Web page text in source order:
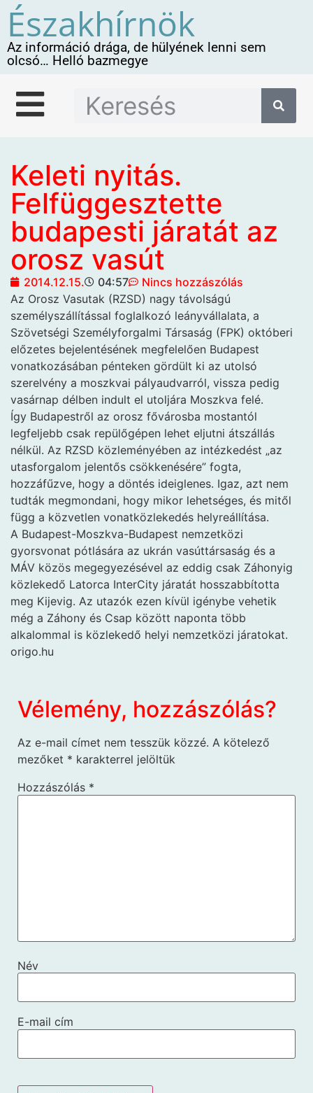
Északhírnök
Az információ drága, de hülyének lenni sem
olcsó… Helló bazmegye
Keleti nyitás.
Felfüggesztette
budapesti járatát az
orosz vasút
2014.12.15. 04:57
Nincs hozzászólás
Az Orosz Vasutak (RZSD) nagy távolságú
személyszállítással foglalkozó leányvállalata, a
Szövetségi Személyforgalmi Társaság (FPK) októberi
előzetes bejelentésének megfelelően Budapest
vonatkozásában pénteken gördült ki az utolsó
szerelvény a moszkvai pályaudvarról, vissza pedig
vasárnap délben indult el utoljára Moszkva felé.
Így Budapestről az orosz fővárosba mostantól
legfeljebb csak repülőgépen lehet eljutni átszállás
nélkül. Az RZSD közleményében az intézkedést „az
utasforgalom jelentős csökkenésére” fogta,
hozzáfűzve, hogy a döntés ideiglenes. Igaz, azt nem
tudták megmondani, hogy mikor lehetséges, és mitől
függ a közvetlen vonatközlekedés helyreállítása.
A Budapest-Moszkva-Budapest nemzetközi
gyorsvonat pótlására az ukrán vasúttársaság és a
MÁV közös megegyezésével az eddig csak Záhonyig
közlekedő Latorca InterCity járatát hosszabbította
meg Kijevig. Az utazók ezen kívül igénybe vehetik
még a Záhony és Csap között naponta több
alkalommal is közlekedő helyi nemzetközi járatokat.
origo.hu
Vélemény, hozzászólás?
Az e-mail címet nem tesszük közzé. A kötelező
mezőket * karakterrel jelöltük
Hozzászólás *
Név
E-mail cím